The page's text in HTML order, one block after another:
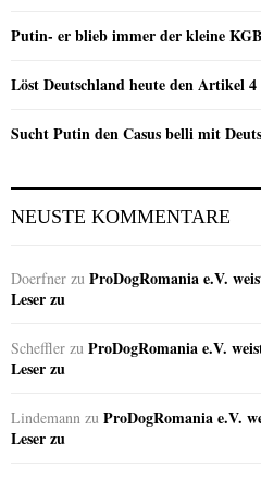
Putin- er blieb immer der kleine
Löst Deutschland heute den Artikel
Sucht Putin den Casus belli mit
NEUSTE KOMMENTARE
Doerfner zu ProDogRomania e.V.
Leser zu
Scheffler zu ProDogRomania e.V.
Leser zu
Lindemann zu ProDogRomania e.V.
Leser zu